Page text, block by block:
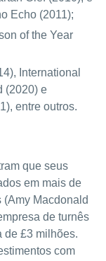
Echo (2011);
of the Year
International
(2020) e
entre outros.
que seus
em mais de
(Amy Macdonald
de turnês
de £3 milhões.
com